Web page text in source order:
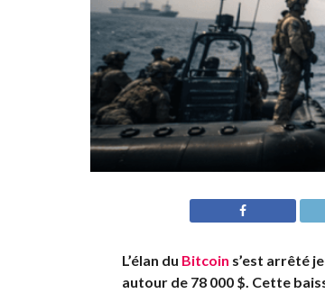
L’élan du Bitcoin s’est arrêté
autour de 78 000 $. Cette